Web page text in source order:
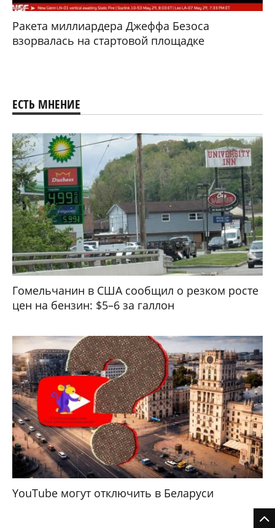
Ракета миллиардера Джеффа Безоса
взорвалась на стартовой площадке
ЕСТЬ МНЕНИЕ
Гомельчанин в США сообщил о резком росте
цен на бензин: $5–6 за галлон
YouTube могут отключить в Беларуси